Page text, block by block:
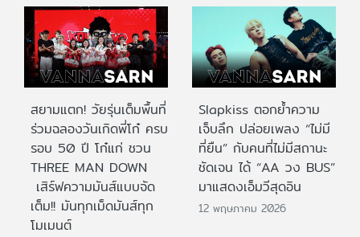
สยามแตก! วัยรุ่นเต็มพื้นที่
ร่วมฉลองวันเกิดพี่โก๋ ครบ
รอบ 50 ปี โก๋แก่ ชวน
THREE MAN DOWN
เสิร์ฟความมันส์แบบจัด
เต็ม!! มันทุกเม็ดมันส์ทุก
โมเมนต์
Slapkiss ตอกย้ำความ
เจ็บลึก ปล่อยเพลง “ไม่มี
ที่ยืน” กับคนที่ไม่มีสถานะ
ชัดเจน ได้ “AA วง BUS”
มาแสดงเอ็มวีสุดอิน
12 พฤษภาคม 2026